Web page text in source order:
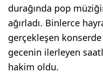
durağında pop
ağırladı. Binlerce
gerçekleşen
gecenin ilerleyen
hakim oldu.